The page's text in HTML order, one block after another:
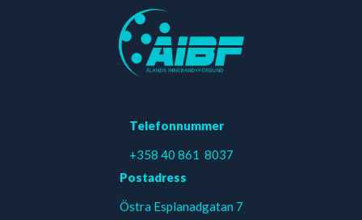
Telefonnummer
+358 40 861 8037
Postadress
Östra Esplanadgatan 7